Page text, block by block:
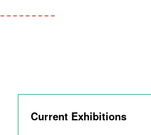
Current Exhibitions